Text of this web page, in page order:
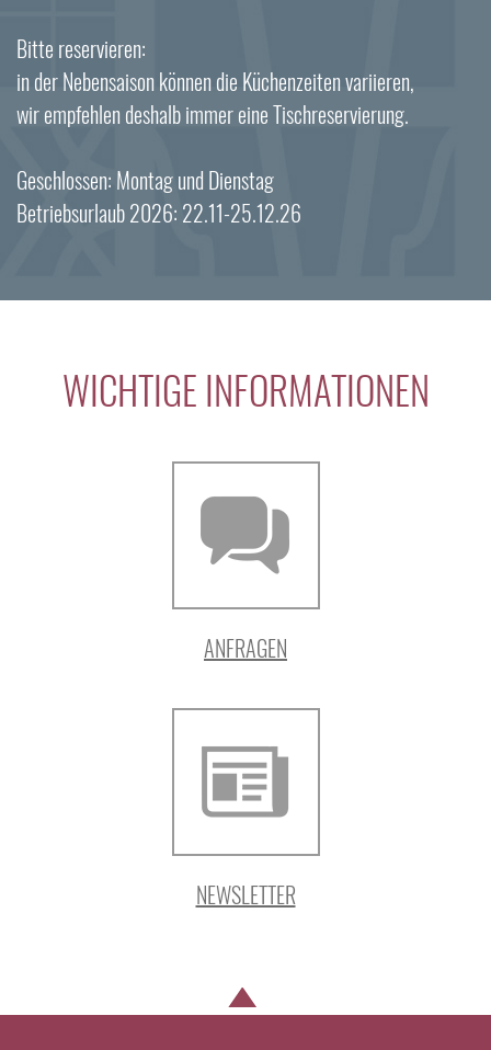
Bitte reservieren:
in der Nebensaison können die Küchenzeiten variieren,
wir empfehlen deshalb immer eine Tischreservierung.
Geschlossen: Montag und Dienstag
Betriebsurlaub 2026: 22.11-25.12.26
WICHTIGE INFORMATIONEN
ANFRAGEN
NEWSLETTER